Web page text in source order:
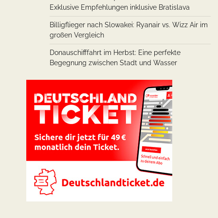
Exklusive Empfehlungen inklusive Bratislava
Billigflieger nach Slowakei: Ryanair vs. Wizz Air im
großen Vergleich
Donauschifffahrt im Herbst: Eine perfekte
Begegnung zwischen Stadt und Wasser